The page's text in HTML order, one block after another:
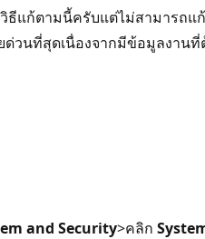
แก้ตามนี้ครับแต่ไม่สามารถ
วนที่สุดเนื่องจากมีข้อมูลงาน
and Security>คลิก